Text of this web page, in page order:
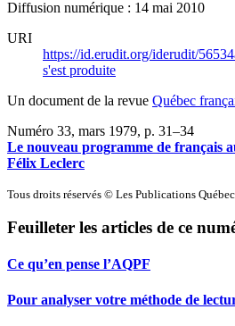
Diffusion numérique : 14 mai 2010
URI
https://id.erudit.org/iderudit/
s'est produite
Un document de la revue Québec
Numéro 33, mars 1979, p. 31–34
Le nouveau programme de français
Félix Leclerc
Tous droits réservés © Les Publications
Feuilleter les articles de ce
Ce qu’en pense l’AQPF
Pour analyser votre méthode de